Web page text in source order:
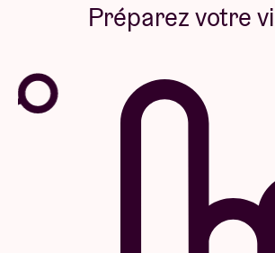
Préparez votre